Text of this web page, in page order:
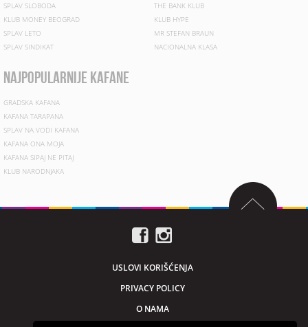
SPLAV SLOBODA
KLUB MONEY BEOGRAD
SPLAV LETO
SPLAV SINDIKAT
THE BANK KLUB
KLUB HYPE
MR STEFAN BRAUN
NACIONALNA KLASA
najpopularnije kafane
GRADSKA KAFANA
KAFANA TARAPANA
SPLAV NA VODI KAFANA
KAFANA ONA MOJA
KAFANA SIPAJ NE PITAJ
KLUB NARODNJAKA
USLOVI KORIŠĆENJA
PRIVACY POLICY
O NAMA